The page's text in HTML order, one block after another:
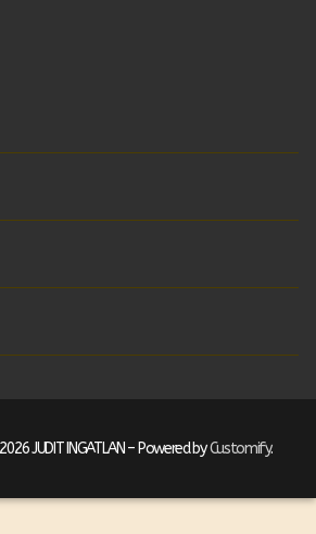
JUDIT INGATLAN – Powered byCustomify.